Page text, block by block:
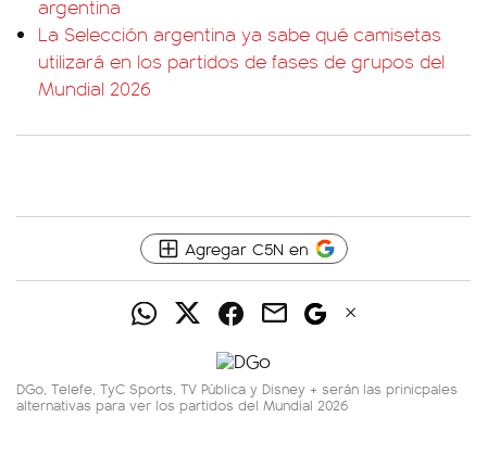
argentina
La Selección argentina ya sabe qué camisetas
utilizará en los partidos de fases de grupos del
Mundial 2026
Agregar C5N en
DGo, Telefe, TyC Sports, TV Pública y Disney + serán las prinicpales
alternativas para ver los partidos del Mundial 2026